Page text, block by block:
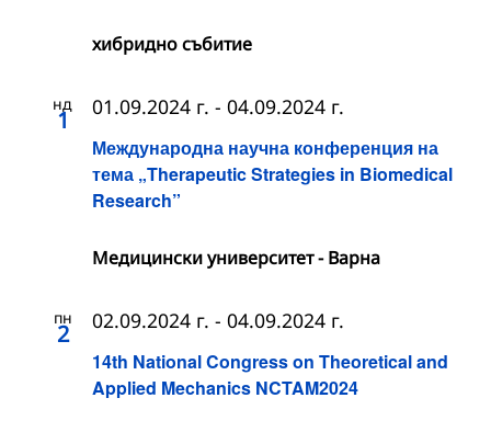
хибридно събитие
нд
1
Международна научна конференция на
тема „Therapeutic Strategies in Biomedical
Research”
01.09.2024 г. - 04.09.2024 г.
Медицински университет - Варна
пн
2
14th National Congress on Theoretical and
Applied Mechanics NCTAM2024
02.09.2024 г. - 04.09.2024 г.